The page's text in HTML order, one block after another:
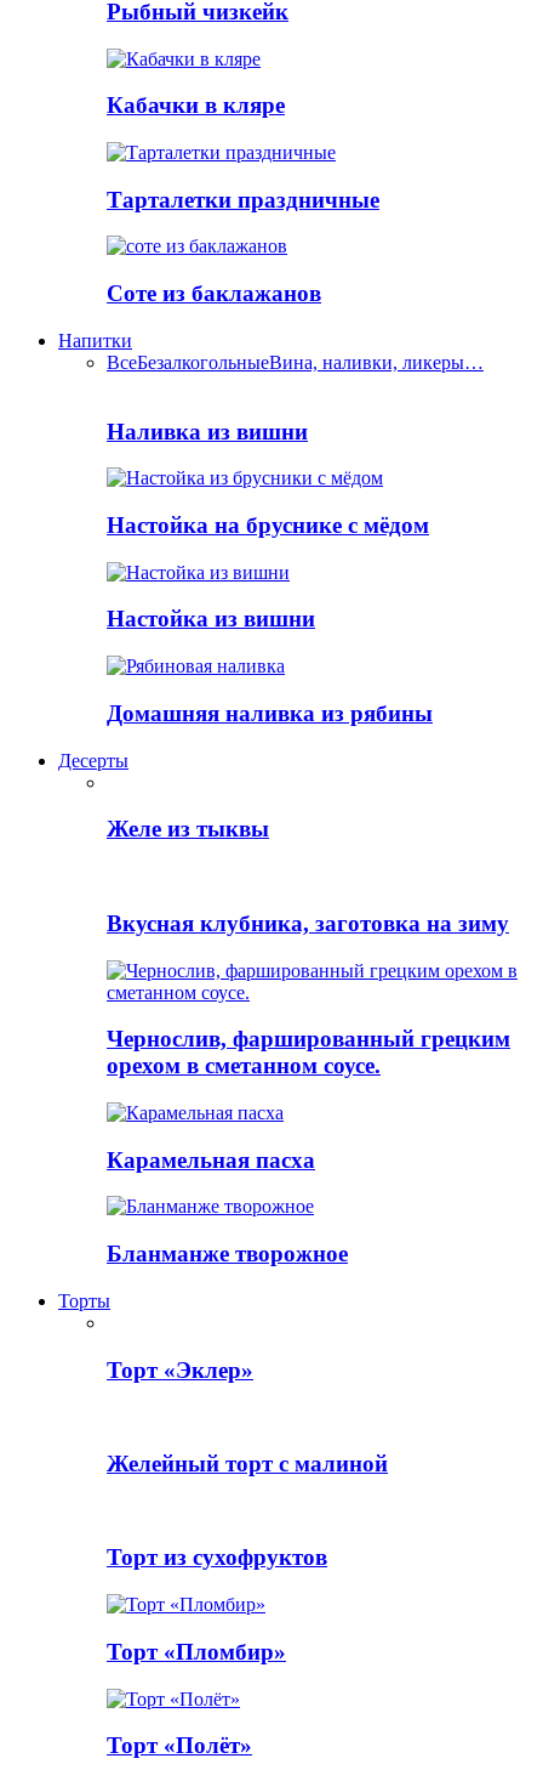
Рыбный чизкейк
Кабачки в кляре
Тарталетки праздничные
Соте из баклажанов
Напитки
ВсеБезалкогольныеВина, наливки, ликеры…
Наливка из вишни
Настойка на бруснике с мёдом
Настойка из вишни
Домашняя наливка из рябины
Десерты
Желе из тыквы
Вкусная клубника, заготовка на зиму
Чернослив, фаршированный грецким
орехом в сметанном соусе.
Карамельная пасха
Бланманже творожное
Торты
Торт «Эклер»
Желейный торт с малиной
Торт из сухофруктов
Торт «Пломбир»
Торт «Полёт»